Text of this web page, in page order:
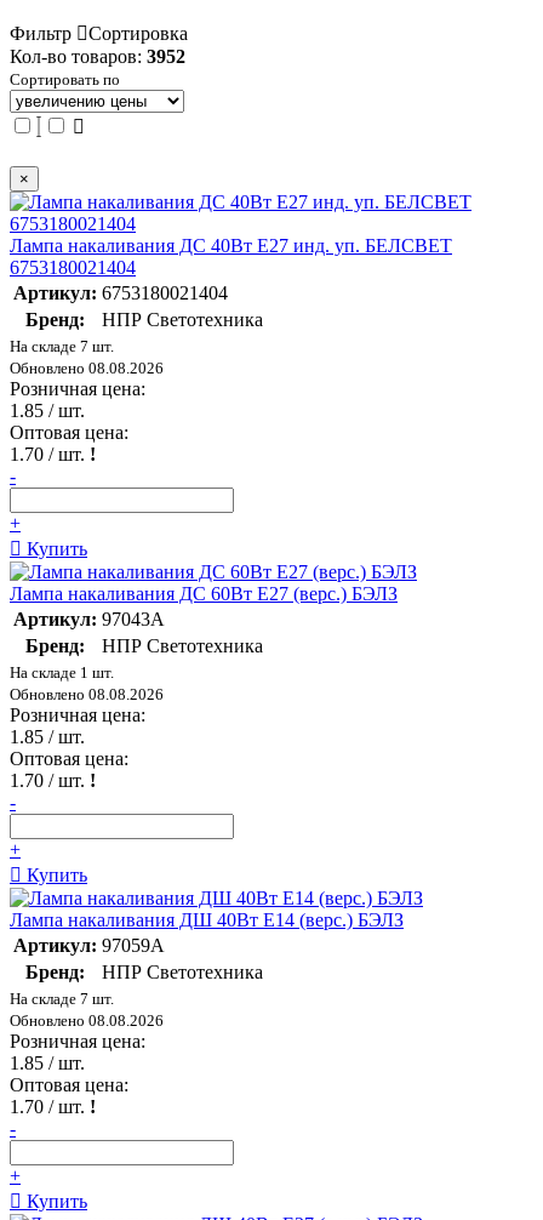
Фильтр
Сортировка
Кол-во товаров: 3952
Сортировать по
×
Лампа накаливания ДС 40Вт E27 инд. уп. БЕЛСВЕТ
6753180021404
Артикул: 6753180021404
Бренд:
НПР Светотехника
На складе 7 шт.
Обновлено 08.08.2026
Розничная цена:
1.85 / шт.
Оптовая цена:
1.70 / шт. !
-
+
Купить
Лампа накаливания ДС 60Вт E27 (верс.) БЭЛЗ
Артикул: 97043А
Бренд:
НПР Светотехника
На складе 1 шт.
Обновлено 08.08.2026
Розничная цена:
1.85 / шт.
Оптовая цена:
1.70 / шт. !
-
+
Купить
Лампа накаливания ДШ 40Вт E14 (верс.) БЭЛЗ
Артикул: 97059А
Бренд:
НПР Светотехника
На складе 7 шт.
Обновлено 08.08.2026
Розничная цена:
1.85 / шт.
Оптовая цена:
1.70 / шт. !
-
+
Купить